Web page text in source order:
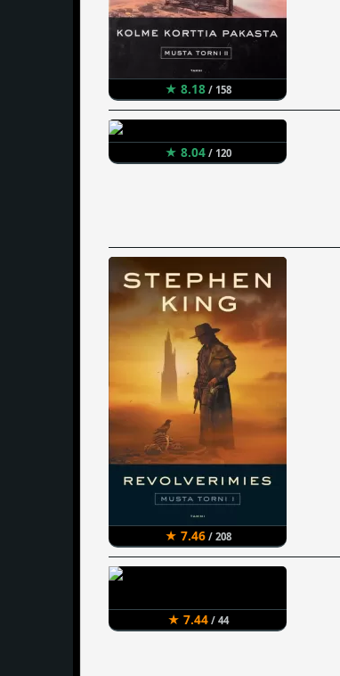
★ 8.18/ 158
★ 8.04/ 120
★ 7.46/ 208
★ 7.44/ 44